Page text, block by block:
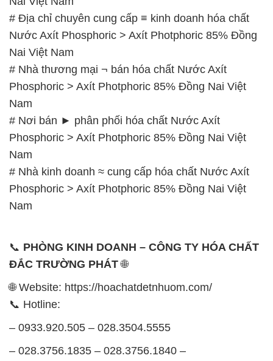
# Địa chỉ chuyên cung cấp ≡ kinh doanh hóa chất
Nước Axít Phosphoric > Axít Photphoric 85% Đồng
Nai Việt Nam
# Nhà thương mại ¬ bán hóa chất Nước Axít
Phosphoric > Axít Photphoric 85% Đồng Nai Việt
Nam
# Nơi bán ► phân phối hóa chất Nước Axít
Phosphoric > Axít Photphoric 85% Đồng Nai Việt
Nam
# Nhà kinh doanh ≈ cung cấp hóa chất Nước Axít
Phosphoric > Axít Photphoric 85% Đồng Nai Việt
Nam
📞 PHÒNG KINH DOANH – CÔNG TY HÓA CHẤT
ĐẮC TRƯỜNG PHÁT🌐
🌐 Website: https://hoachatdetnhuom.com/
📞 Hotline:
– 0933.920.505 – 028.3504.5555
– 028.3756.1835 – 028.3756.1840 –